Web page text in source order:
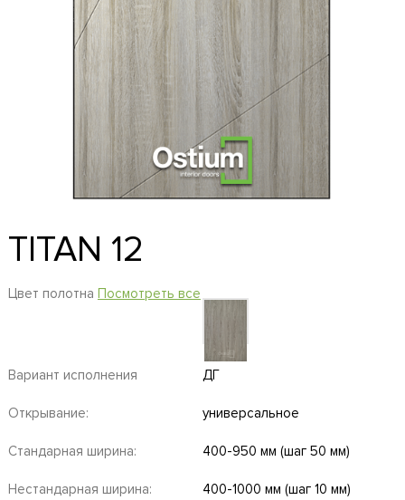
TITAN 12
Цвет полотна Посмотреть все
Вариант исполнения ДГ
Открывание: универсальное
Стандарная ширина: 400-950 мм (шаг 50 мм)
Нестандарная ширина: 400-1000 мм (шаг 10 мм)